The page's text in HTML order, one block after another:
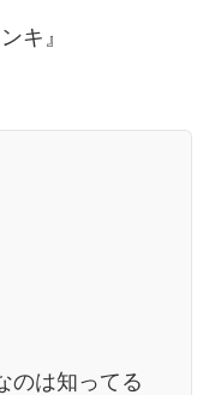
キ』
のは知ってる